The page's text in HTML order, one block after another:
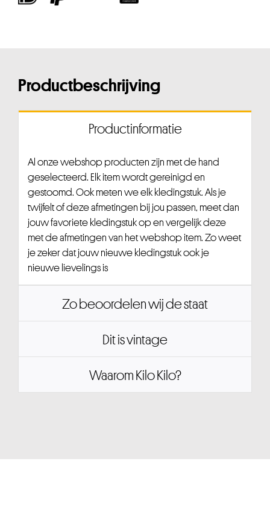
Productbeschrijving
Productinformatie
Al onze webshop producten zijn met de hand
geselecteerd. Elk item wordt gereinigd en
gestoomd. Ook meten we elk kledingstuk. Als je
twijfelt of deze afmetingen bij jou passen, meet dan
jouw favoriete kledingstuk op en vergelijk deze
met de afmetingen van het webshop item. Zo weet
je zeker dat jouw nieuwe kledingstuk ook je
nieuwe lievelings is
Zo beoordelen wij de staat
Dit is vintage
Waarom Kilo Kilo?